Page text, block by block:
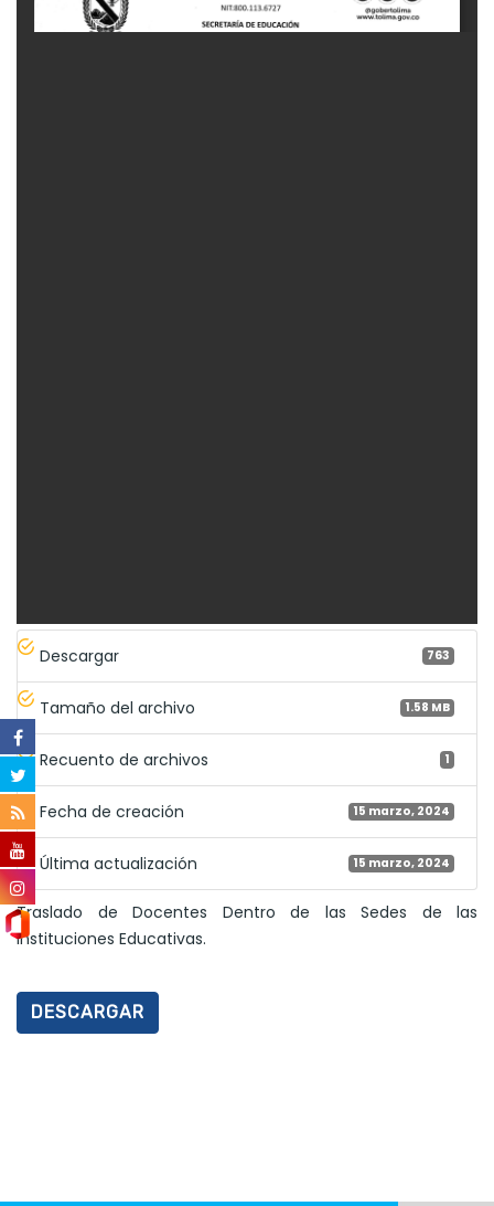
Descargar 763
Tamaño del archivo 1.58 MB
Recuento de archivos 1
Fecha de creación 15 marzo, 2024
Última actualización 15 marzo, 2024
Traslado de Docentes Dentro de las Sedes de las
Instituciones Educativas.
DESCARGAR